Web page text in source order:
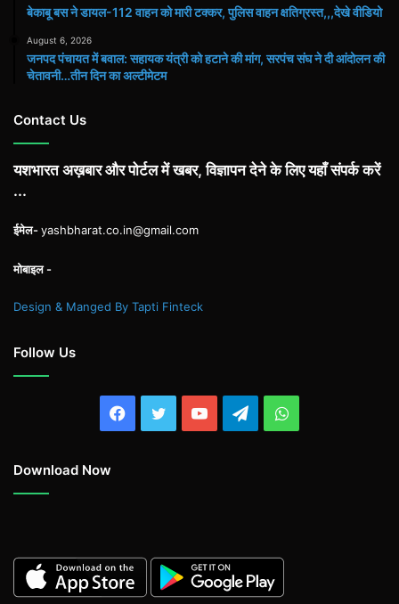
बेकाबू बस ने डायल-112 वाहन को मारी टक्कर, पुलिस वाहन क्षतिग्रस्त,,,देखे वीडियो
August 6, 2026
जनपद पंचायत में बवाल: सहायक यंत्री को हटाने की मांग, सरपंच संघ ने दी आंदोलन की
चेतावनी…तीन दिन का अल्टीमेटम
Contact Us
यशभारत अख़बार और पोर्टल में खबर, विज्ञापन देने के लिए यहाँ संपर्क करें
...
ईमेल-yashbharat.co.in@gmail.com
मोबाइल -
Design & Manged By Tapti Finteck
Follow Us
Facebook
TwitterYouTubeTelegramWhatsApp
Download Now